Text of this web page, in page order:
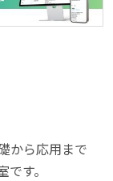
から応用まで
す。